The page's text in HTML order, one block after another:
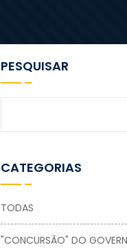
PESQUISAR
CATEGORIAS
TODAS
"CONCURSÃO" DO